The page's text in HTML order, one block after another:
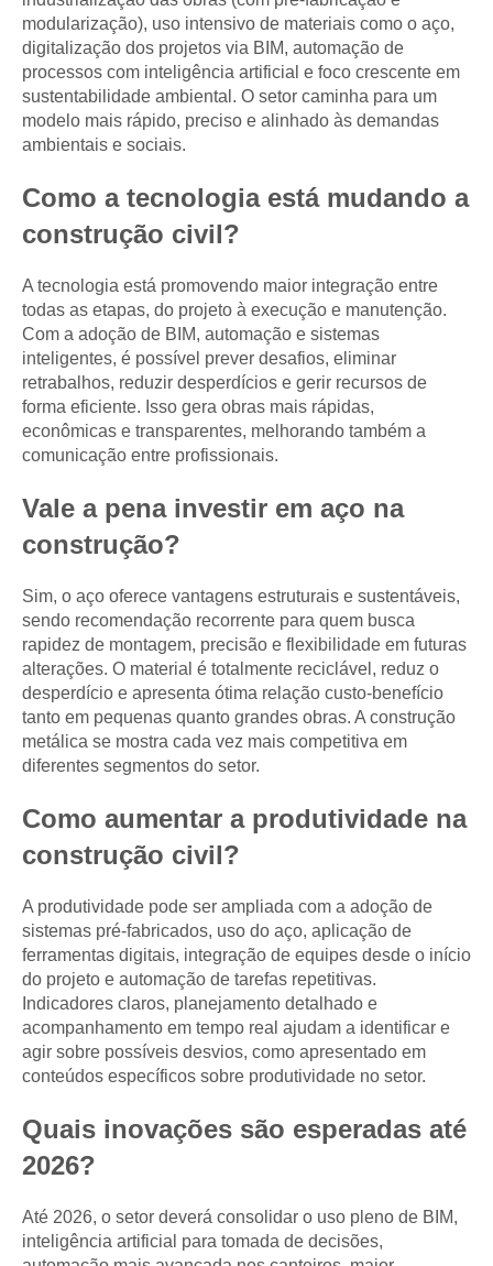
modularização), uso intensivo de materiais como o aço,
digitalização dos projetos via BIM, automação de
processos com inteligência artificial e foco crescente em
sustentabilidade ambiental. O setor caminha para um
modelo mais rápido, preciso e alinhado às demandas
ambientais e sociais.
Como a tecnologia está mudando a
construção civil?
A tecnologia está promovendo maior integração entre
todas as etapas, do projeto à execução e manutenção.
Com a adoção de BIM, automação e sistemas
inteligentes, é possível prever desafios, eliminar
retrabalhos, reduzir desperdícios e gerir recursos de
forma eficiente. Isso gera obras mais rápidas,
econômicas e transparentes, melhorando também a
comunicação entre profissionais.
Vale a pena investir em aço na
construção?
Sim, o aço oferece vantagens estruturais e sustentáveis,
sendo recomendação recorrente para quem busca
rapidez de montagem, precisão e flexibilidade em futuras
alterações. O material é totalmente reciclável, reduz o
desperdício e apresenta ótima relação custo-benefício
tanto em pequenas quanto grandes obras. A construção
metálica se mostra cada vez mais competitiva em
diferentes segmentos do setor.
Como aumentar a produtividade na
construção civil?
A produtividade pode ser ampliada com a adoção de
sistemas pré-fabricados, uso do aço, aplicação de
ferramentas digitais, integração de equipes desde o início
do projeto e automação de tarefas repetitivas.
Indicadores claros, planejamento detalhado e
acompanhamento em tempo real ajudam a identificar e
agir sobre possíveis desvios, como apresentado em
conteúdos específicos sobre produtividade no setor.
Quais inovações são esperadas até
2026?
Até 2026, o setor deverá consolidar o uso pleno de BIM,
inteligência artificial para tomada de decisões,